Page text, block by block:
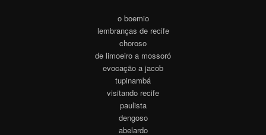
o boemio
lembranças de recife
choroso
de limoeiro a mossoró
evocação a jacob
tupinambá
visitando recife
paulista
dengoso
abelardo